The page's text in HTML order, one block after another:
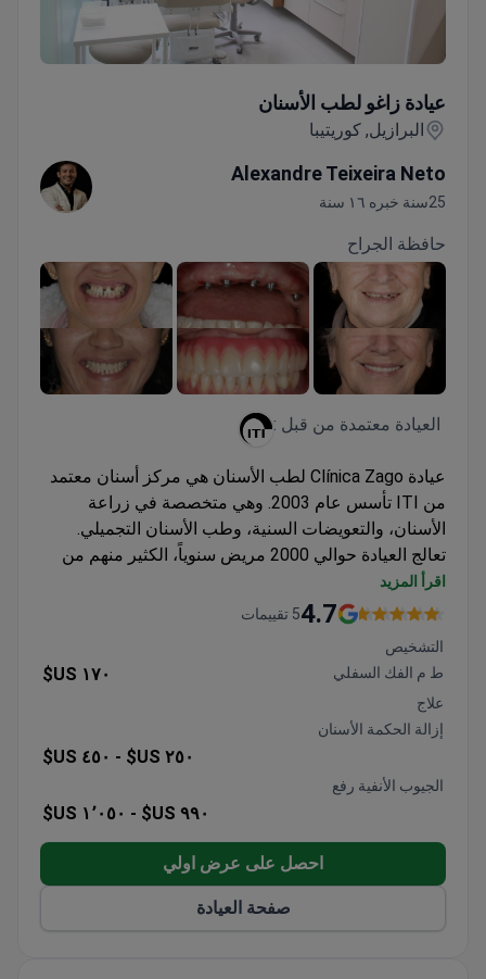
عيادة زاغو لطب الأسنان
البرازيل, كوريتيبا
Alexandre Teixeira Neto
25سنة خبره ١٦ سنة
حافظة الجراح
العيادة معتمدة من قبل :
عيادة Clínica Zago لطب الأسنان هي مركز أسنان معتمد
من ITI تأسس عام 2003. وهي متخصصة في زراعة
الأسنان، والتعويضات السنية، وطب الأسنان التجميلي.
تعالج العيادة حوالي 2000 مريض سنوياً، الكثير منهم من
الخارج.
يقودها متخصصون معتمدون وهم أيضاً أساتذة جامعيون.
تقدم رعاية منسقة للمرضى من أمريكا اللاتينية وأوروبا
والولايات المتحدة وكندا وأستراليا.
تعالج البالغين والأطفال في مجالات تقويم الأسنان،
وعلاج اللثة، وجراحة الفم، وتجميل الابتسامة.
اقرأ المزيد
4.75 تقييمات
التشخيص
ط م الفك السفلي
١٧٠ US$
علاج
إزالة الحكمة الأسنان
٢٥٠ US$ - ٤٥٠ US$
الجيوب الأنفية رفع
٩٩٠ US$ - ١٬٠٥٠ US$
احصل على عرض اولي
صفحة العيادة